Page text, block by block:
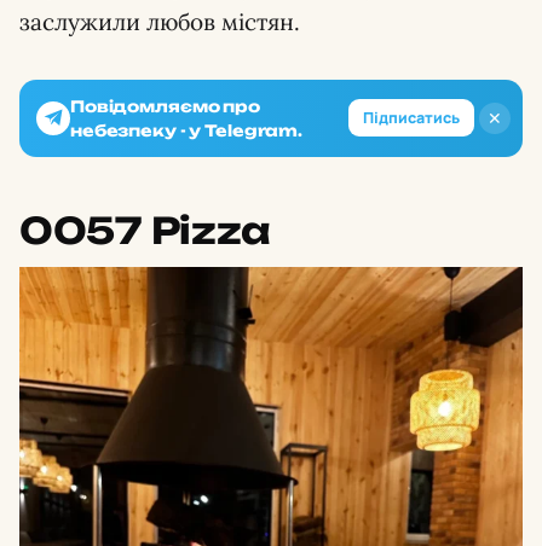
заслужили любов містян.
✕
Повідомляємо про
небезпеку - у Telegram.
Підписатись
0057 Pizza